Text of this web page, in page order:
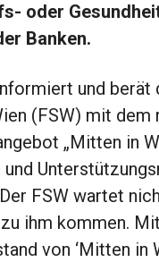
oder
Banken.
und berät
(FSW) mit dem
„Mitten in
FSW wartet
ihm kommen.
von ‘Mitten in